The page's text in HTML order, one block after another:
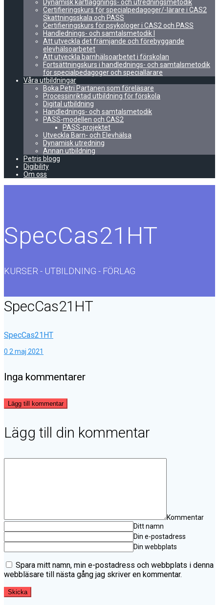
Dynamisk kartläggnings- och utredningsmetodik
Certifieringskurs för specialpedagoger/-lärare i CAS2
Skattningsskala och PASS
Certifieringskurs för psykologer i CAS2 och PASS
Handlednings- och samtalsmetodik I
Att utveckla det främjande och förebyggande
elevhälsoarbetet
Att utveckla barnhälsoarbetet i förskolan
Fortsättningskurs i handlednings- och samtalsmetodik
för specialpedagoger och speciallärare
Våra utbildningar
Boka Petri Partanen som föreläsare
Processinriktad utbildning för förskola
Digital utbildning
Handlednings- och samtalsmetodik
PASS-modellen och CAS2
PASS-projektet
Utveckla Barn- och Elevhälsa
Dynamisk utredning
Annan utbildning
Petris blogg
Digibility
Om oss
SpecCas21HT
KURSER - UTBILDNING - FÖRLAG
SpecCas21HT
SpecCas21HT
0 2 maj 2021
Inga kommentarer
Lägg till kommentar
Lägg till din kommentar
Kommentar
Ditt namn
Din e-postadress
Din webbplats
Spara mitt namn, min e-postadress och webbplats i denna
webbläsare till nästa gång jag skriver en kommentar.